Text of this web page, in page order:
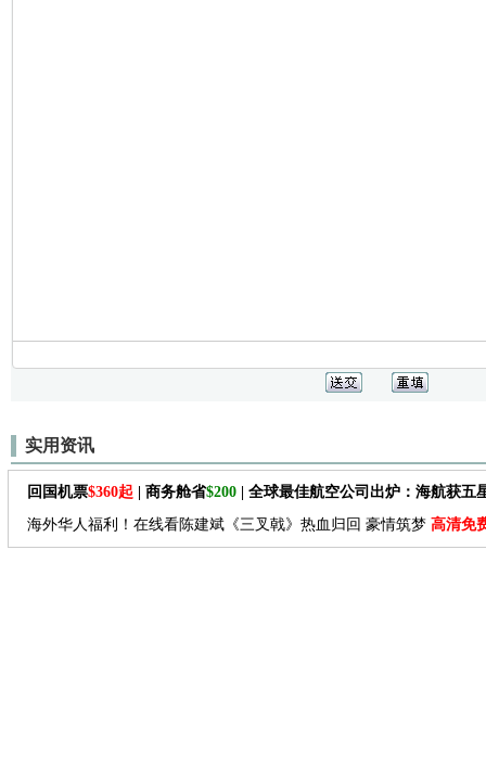
实用资讯
回国机票$360起 | 商务舱省$200 | 全球最佳航空公司出炉：海航获五
海外华人福利！在线看陈建斌《三叉戟》热血归回 豪情筑梦 高清免